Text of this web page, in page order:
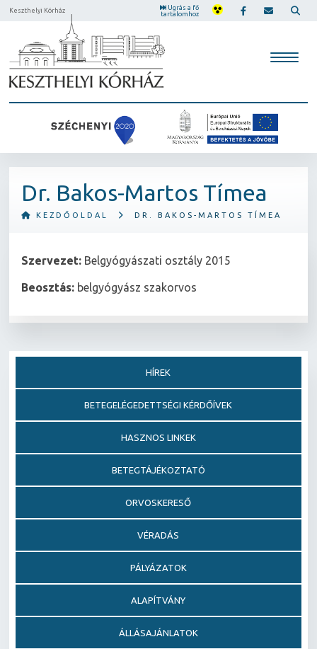
Keszthelyi Kórház
Ugrás a fő
tartalomhoz
Dr. Bakos-Martos Tímea
KEZDŐOLDAL DR. BAKOS-MARTOS TÍMEA
Szervezet: Belgyógyászati osztály 2015
Beosztás: belgyógyász szakorvos
HÍREK
BETEGELÉGEDETTSÉGI KÉRDŐÍVEK
HASZNOS LINKEK
BETEGTÁJÉKOZTATÓ
ORVOSKERESŐ
VÉRADÁS
PÁLYÁZATOK
ALAPÍTVÁNY
ÁLLÁSAJÁNLATOK